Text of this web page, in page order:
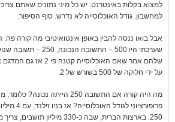
למצוא בקלות באינטרנט. יש כל מיני נתונים שאתם
למחשבון. גודל האוכלוסייה לא נדרש. סוף הסיפור.
אבל בואו ננסה להבין באופן אינטואיטיבי מה קורה
שערכתי היו 500 –
על ידי חלוקה של 500 בשורש של 2.
מה היה קורה אם התשובה 250